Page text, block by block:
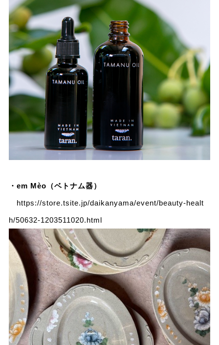
・em Mèo（ベトナム器）
https://store.tsite.jp/daikanyama/event/beauty-healt
h/50632-1203511020.html